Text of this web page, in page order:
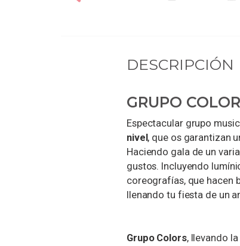
DESCRIPCIÓN
GRUPO
Espectacular grupo
nivel, que os garantizan
Haciendo gala de un
gustos. Incluyendo
coreografías, que hacen
llenando tu fiesta de un
Grupo Colors, llevando